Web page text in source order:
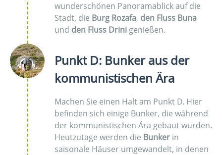
wunderschönen Panoramablick auf die
Stadt, die Burg Rozafa, den Fluss Buna
und den Fluss Drini genießen.
Punkt D: Bunker aus der
kommunistischen Ära
Machen Sie einen Halt am Punkt D. Hier
befinden sich einige Bunker, die während
der kommunistischen Ära gebaut wurden.
Heutzutage werden die Bunker in
saisonale Häuser umgewandelt, in denen